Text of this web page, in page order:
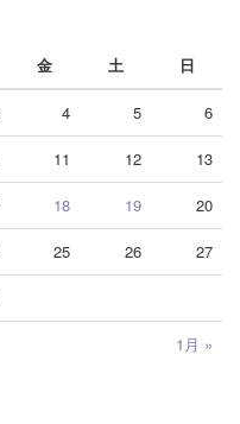
金 土 日
1月 »
4 5 6
11 12 13
18 19 20
25 26 27